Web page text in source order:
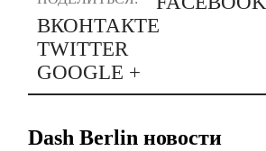
ВКОНТАКТЕ
TWITTER
GOOGLE +
Dash Berlin новости